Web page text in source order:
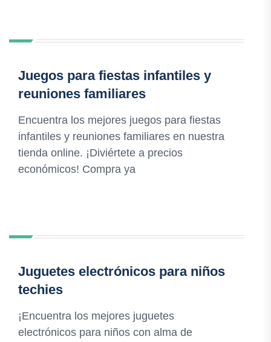
Juegos para fiestas infantiles y
reuniones familiares
Encuentra los mejores juegos para fiestas
infantiles y reuniones familiares en nuestra
tienda online. ¡Diviértete a precios
económicos! Compra ya
Juguetes electrónicos para niños
techies
¡Encuentra los mejores juguetes
electrónicos para niños con alma de